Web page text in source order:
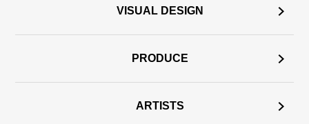
VISUAL DESIGN
PRODUCE
ARTISTS